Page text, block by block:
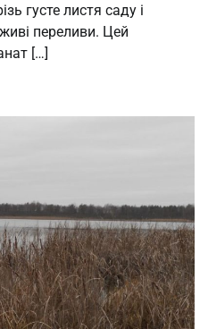
густе листя саду і
переливи. Цей
[…]